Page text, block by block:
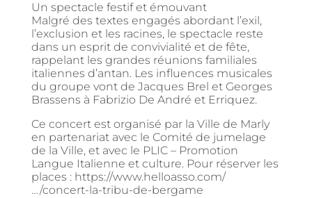
Un spectacle festif et émouvant
Malgré des textes engagés abordant l’exil,
l’exclusion et les racines, le spectacle reste
dans un esprit de convivialité et de fête,
rappelant les grandes réunions familiales
italiennes d’antan. Les influences musicales
du groupe vont de Jacques Brel et Georges
Brassens à Fabrizio De André et Erriquez.
Ce concert est organisé par la Ville de Marly
en partenariat avec le Comité de jumelage
de la Ville, et avec le PLIC – Promotion
Langue Italienne et culture. Pour réserver les
places : https://www.helloasso.com/
…/concert-la-tribu-de-bergame